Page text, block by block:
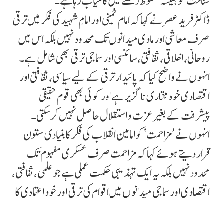
ڈاکٹر فرید عصر نے کہا کہ امام خمینی اور امامِ شہید کی فکر میں ترقی
صرف معاشی اور مادی میدانوں تک محد ود نہیں بلکہ اس میں
روحانی، اخلاقی، ثقافتی، سائنسی اور سماجی ترقی بھی شامل ہے۔
انہوں نے واضح کیا کہ پائیدار ترقی کے لیے سیاسی، ثقافتی اور
اقتصادی خودمختاری ناگزیر ہے اور کوئی بھی قوم حقیقی
پیشرفت کے بغیر عزت و استقلال حاصل نہیں کر سکتی۔
انہوں نے ’مزاحمت‘ کو امامین انقلاب کی فکر کا بنیادی ستون
قرار دیتے ہوئے کہا کہ مزاحمت صرف عسکری مفہوم تک
محدود نہیں بلکہ یہ ایک تہذیبی حکمت عملی ہے جو علمی، ثقافتی،
اقتصادی اور سماجی میدانو ں میں اقوام کی ترقی اور خود اعتمادی کا